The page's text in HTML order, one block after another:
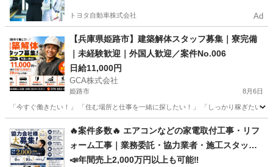
トヨタ自動車株式会社 Ad
【兵庫県姫路市】建築解体スタッフ募集｜寮完備
｜未経験歓迎｜外国人歓迎／案件No.006
日給11,000円
GCA株式会社
姫路市 8月6日
「今すぐ働きたい！」 「住む場所と仕事を一緒に探したい！」 「しっかり稼ぎたい
その他
🔥案件多数🔥 エアコンなどの家電取付工事・リフ
ォーム工事｜業務委託・協力業者・施工スタッフ
募集中｜個人・法人大歓迎｜仕事量・単価に自信
📣年間売上2,000万円以上も可能‼️